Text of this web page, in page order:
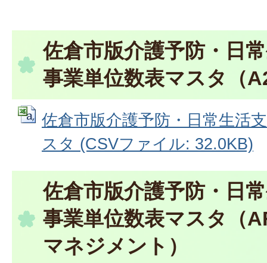
佐倉市版介護予防・日
事業単位数表マスタ（
佐倉市版介護予防・日常生活
スタ (CSVファイル: 32.0KB)
佐倉市版介護予防・日
事業単位数表マスタ（
マネジメント）